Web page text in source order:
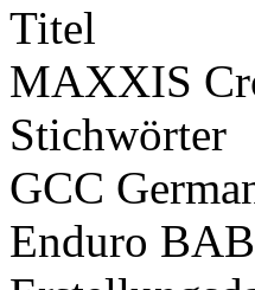
Titel
MAXXIS
Stichwörter
GCC
Enduro